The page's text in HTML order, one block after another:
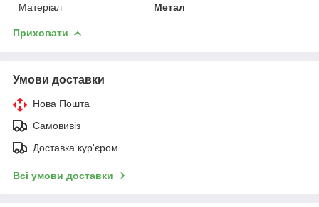
Матеріал
Метал
Приховати
Умови доставки
Нова Пошта
Самовивіз
Доставка кур'єром
Всі умови доставки